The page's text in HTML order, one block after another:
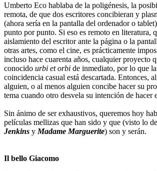
Umberto Eco hablaba de la poligénesis, la
remota, de que dos escritores concibieran y
(ahora sería en la pantalla del ordenador o
punto por punto. Si eso es remoto en literatura,
aislamiento del escritor ante la página o la
otras artes, como el cine, es prácticamente
incluso hace cuarenta años, cualquier proyecto
conocido urbi et orbi de inmediato, por lo que
coincidencia casual está descartada. Entonces,
alguien, o al menos alguien concibe hacer su
tema cuando otro desvela su intención de hacer
Sin ánimo de ser exhaustivos, queremos hoy
películas mellizas que han sido y que (visto lo de
Jenkins y Madame Marguerite) son y serán.
Il bello Giacomo